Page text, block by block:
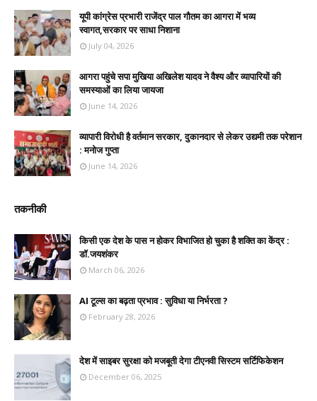
यूपी कांग्रेस प्रभारी राजेंद्र पाल गौतम का आगरा में भव्य
स्वागत,सरकार पर साधा निशाना
July 04, 2026
आगरा पहुंचे सपा मुखिया अखिलेश यादव ने वैश्य और व्यापारियों की
समस्याओं का लिया जायजा
June 14, 2026
व्यापारी विरोधी है वर्तमान सरकार, दुकानदार से लेकर उद्यमी तक परेशान
: मनोज गुप्ता
June 14, 2026
तकनीकी
किसी एक देश के पास न होकर विभाजित हो चुका है शक्ति का केंद्र :
डॉ.जयशंकर
March 06, 2026
AI टूल्स का बढ़ता प्रभाव : सुविधा या निर्भरता ?
February 28, 2026
देश में साइबर सुरक्षा को मजबूती देगा टीएनवी सिस्टम सर्टिफिकेशन
December 06, 2025